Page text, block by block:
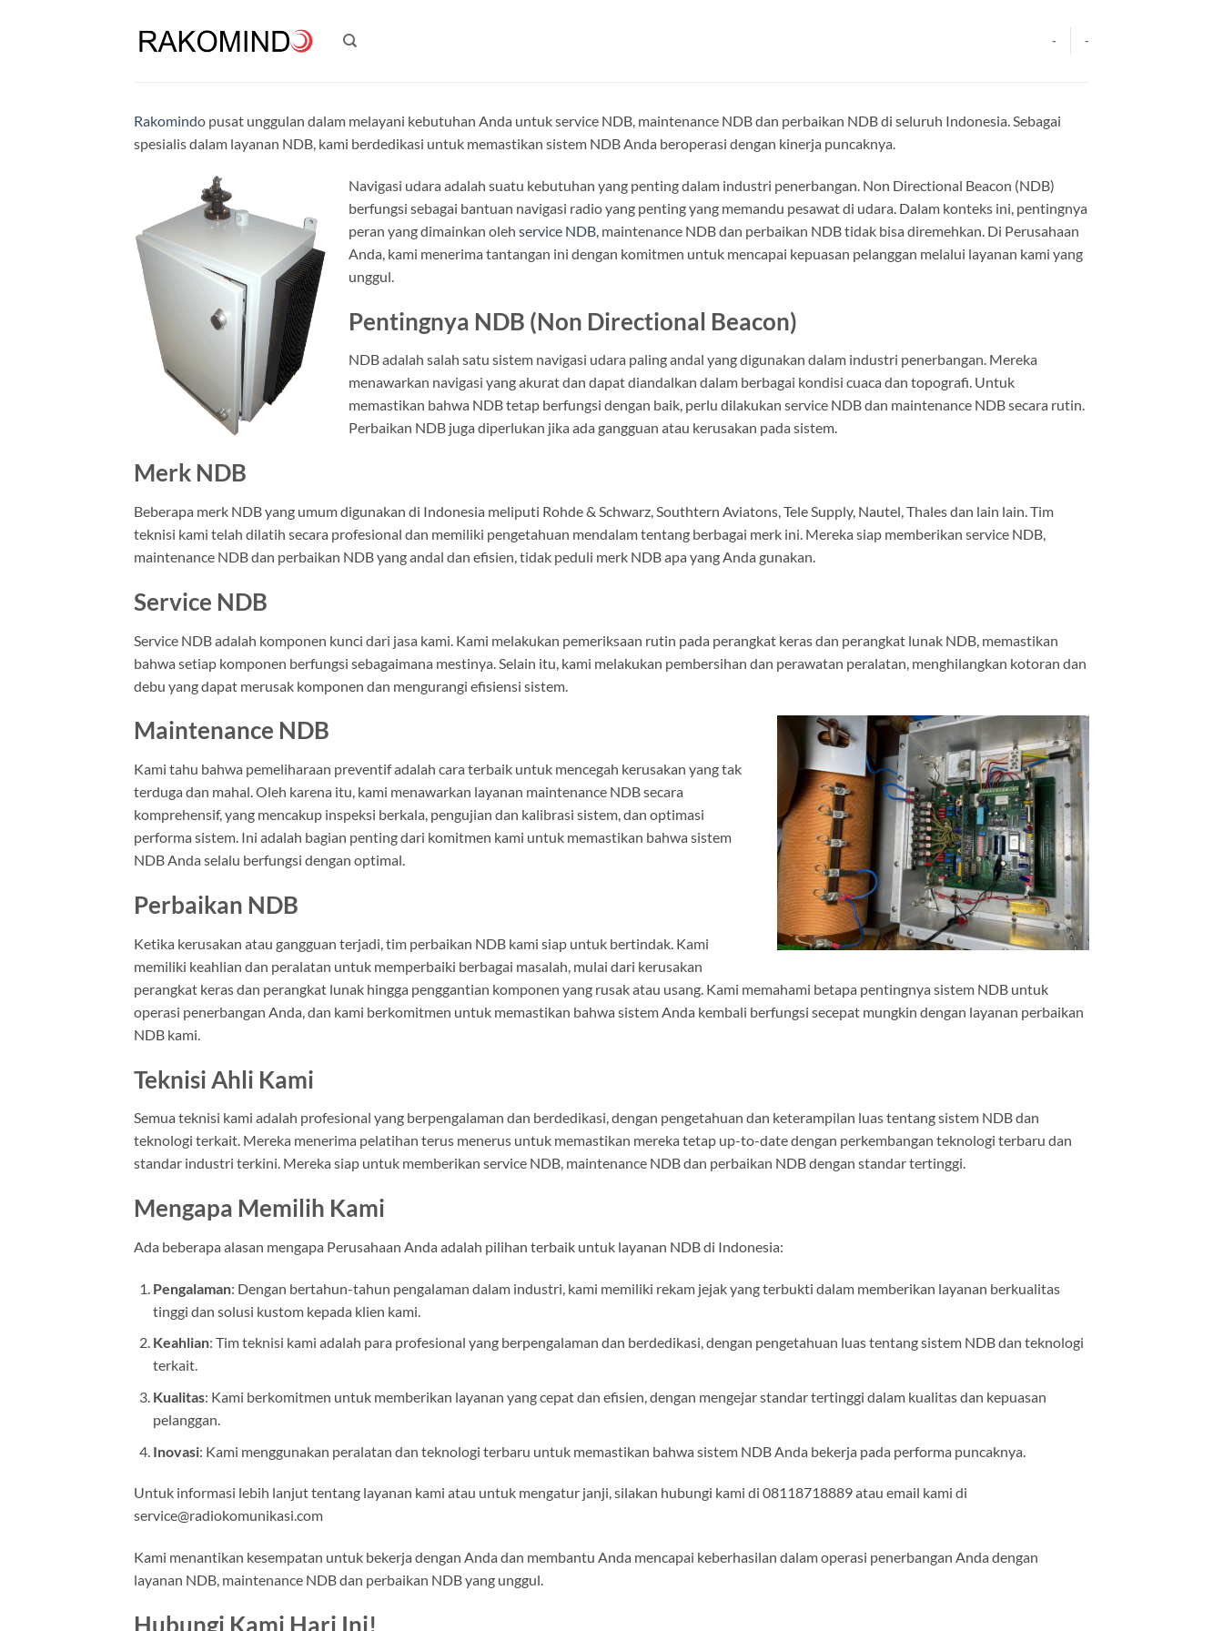
- -
Rakomindo pusat unggulan dalam melayani kebutuhan Anda untuk service NDB, maintenance NDB dan perbaikan NDB di seluruh Indonesia. Sebagai
spesialis dalam layanan NDB, kami berdedikasi untuk memastikan sistem NDB Anda beroperasi dengan kinerja puncaknya.
Navigasi udara adalah suatu kebutuhan yang penting dalam industri penerbangan. Non Directional Beacon (NDB)
berfungsi sebagai bantuan navigasi radio yang penting yang memandu pesawat di udara. Dalam konteks ini, pentingnya
peran yang dimainkan oleh service NDB , maintenance NDB dan perbaikan NDB tidak bisa diremehkan. Di Perusahaan
Anda, kami menerima tantangan ini dengan komitmen untuk mencapai kepuasan pelanggan melalui layanan kami yang
unggul.
Pentingnya NDB (Non Directional Beacon)
NDB adalah salah satu sistem navigasi udara paling andal yang digunakan dalam industri penerbangan. Mereka
menawarkan navigasi yang akurat dan dapat diandalkan dalam berbagai kondisi cuaca dan topografi. Untuk
memastikan bahwa NDB tetap berfungsi dengan baik, perlu dilakukan service NDB dan maintenance NDB secara rutin.
Perbaikan NDB juga diperlukan jika ada gangguan atau kerusakan pada sistem.
Merk NDB
Beberapa merk NDB yang umum digunakan di Indonesia meliputi Rohde & Schwarz, Southtern Aviatons, Tele Supply, Nautel, Thales dan lain lain. Tim
teknisi kami telah dilatih secara profesional dan memiliki pengetahuan mendalam tentang berbagai merk ini. Mereka siap memberikan service NDB,
maintenance NDB dan perbaikan NDB yang andal dan efisien, tidak peduli merk NDB apa yang Anda gunakan.
Service NDB
Service NDB adalah komponen kunci dari jasa kami. Kami melakukan pemeriksaan rutin pada perangkat keras dan perangkat lunak NDB, memastikan
bahwa setiap komponen berfungsi sebagaimana mestinya. Selain itu, kami melakukan pembersihan dan perawatan peralatan, menghilangkan kotoran dan
debu yang dapat merusak komponen dan mengurangi efisiensi sistem.
Maintenance NDB
Kami tahu bahwa pemeliharaan preventif adalah cara terbaik untuk mencegah kerusakan yang tak
terduga dan mahal. Oleh karena itu, kami menawarkan layanan maintenance NDB secara
komprehensif, yang mencakup inspeksi berkala, pengujian dan kalibrasi sistem, dan optimasi
performa sistem. Ini adalah bagian penting dari komitmen kami untuk memastikan bahwa sistem
NDB Anda selalu berfungsi dengan optimal.
Perbaikan NDB
Ketika kerusakan atau gangguan terjadi, tim perbaikan NDB kami siap untuk bertindak. Kami
memiliki keahlian dan peralatan untuk memperbaiki berbagai masalah, mulai dari kerusakan
perangkat keras dan perangkat lunak hingga penggantian komponen yang rusak atau usang. Kami memahami betapa pentingnya sistem NDB untuk
operasi penerbangan Anda, dan kami berkomitmen untuk memastikan bahwa sistem Anda kembali berfungsi secepat mungkin dengan layanan perbaikan
NDB kami.
Teknisi Ahli Kami
Semua teknisi kami adalah profesional yang berpengalaman dan berdedikasi, dengan pengetahuan dan keterampilan luas tentang sistem NDB dan
teknologi terkait. Mereka menerima pelatihan terus menerus untuk memastikan mereka tetap up-to-date dengan perkembangan teknologi terbaru dan
standar industri terkini. Mereka siap untuk memberikan service NDB, maintenance NDB dan perbaikan NDB dengan standar tertinggi.
Mengapa Memilih Kami
Ada beberapa alasan mengapa Perusahaan Anda adalah pilihan terbaik untuk layanan NDB di Indonesia:
Pengalaman: Dengan bertahun-tahun pengalaman dalam industri, kami memiliki rekam jejak yang terbukti dalam memberikan layanan berkualitas
tinggi dan solusi kustom kepada klien kami.
Keahlian: Tim teknisi kami adalah para profesional yang berpengalaman dan berdedikasi, dengan pengetahuan luas tentang sistem NDB dan teknologi
terkait.
Kualitas: Kami berkomitmen untuk memberikan layanan yang cepat dan efisien, dengan mengejar standar tertinggi dalam kualitas dan kepuasan
pelanggan.
Inovasi: Kami menggunakan peralatan dan teknologi terbaru untuk memastikan bahwa sistem NDB Anda bekerja pada performa puncaknya.
Untuk informasi lebih lanjut tentang layanan kami atau untuk mengatur janji, silakan hubungi kami di 08118718889 atau email kami di
service@radiokomunikasi.com
Kami menantikan kesempatan untuk bekerja dengan Anda dan membantu Anda mencapai keberhasilan dalam operasi penerbangan Anda dengan
layanan NDB, maintenance NDB dan perbaikan NDB yang unggul.
Hubungi Kami Hari Ini!